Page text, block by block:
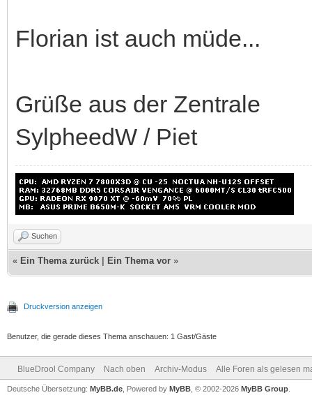
Florian ist auch müde...
Grüße aus der Zentrale
SylpheedW / Piet
Suchen
« Ein Thema zurück Ein Thema vor »
Druckversion anzeigen
Benutzer, die gerade dieses Thema anschauen: 1 Gast/Gäste
BlueDrool Company Nach oben Archiv-Modus Alle Foren als gelesen
Deutsche Übersetzung: MyBB.de , Powered by MyBB , © 2002-2026 MyBB Group